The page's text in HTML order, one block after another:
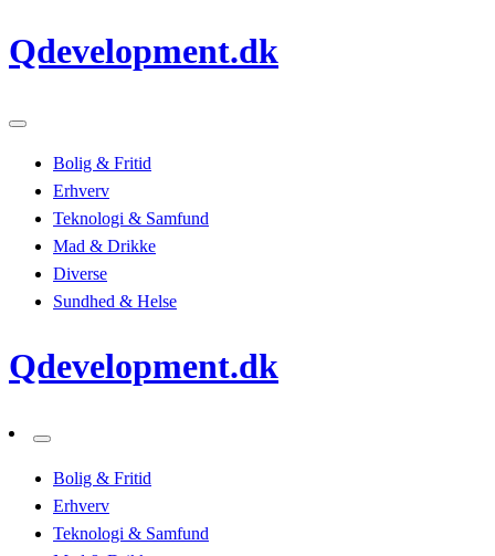
Skip
to
Qdevelopment.dk
Bolig & Fritid
Erhverv
Teknologi & Samfund
Mad & Drikke
Diverse
Sundhed & Helse
Qdevelopment.dk
Bolig & Fritid
Erhverv
Teknologi & Samfund